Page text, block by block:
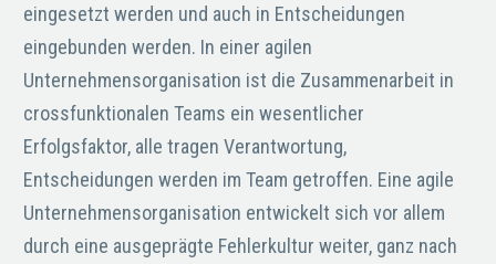
eingesetzt werden und auch in Entscheidungen
eingebunden werden. In einer agilen
Unternehmensorganisation ist die Zusammenarbeit in
crossfunktionalen Teams ein wesentlicher
Erfolgsfaktor, alle tragen Verantwortung,
Entscheidungen werden im Team getroffen. Eine agile
Unternehmensorganisation entwickelt sich vor allem
durch eine ausgeprägte Fehlerkultur weiter, ganz nach